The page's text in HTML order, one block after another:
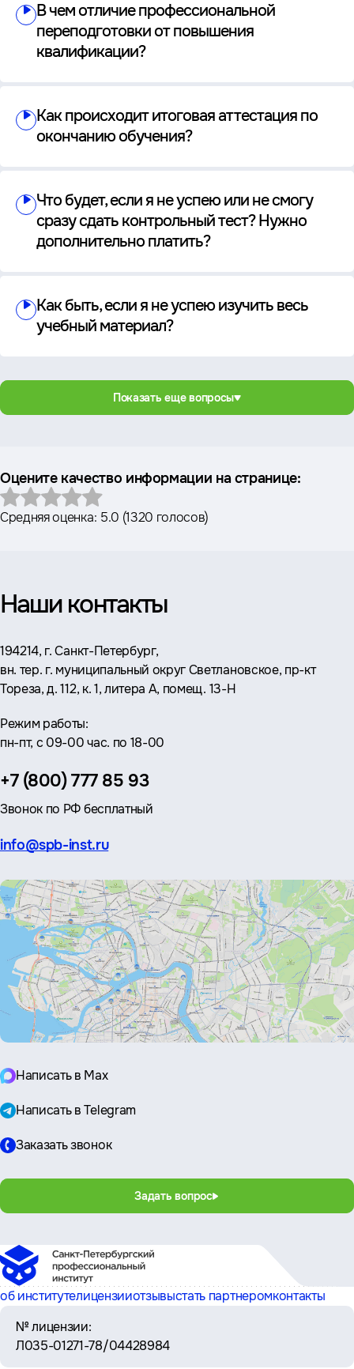
В чем отличие профессиональной
переподготовки от повышения
квалификации?
Как происходит итоговая аттестация по
окончанию обучения?
Что будет, если я не успею или не смогу
сразу сдать контрольный тест? Нужно
дополнительно платить?
Как быть, если я не успею изучить весь
учебный материал?
Показать еще вопросы
Оцените качество информации на странице:
Средняя оценка: 5.0 (1320 голосов)
Наши контакты
Адрес:
194214, г. Санкт-Петербург,
вн. тер. г. муниципальный округ Светлановское, пр-кт
Тореза, д. 112, к. 1, литера А, помещ. 13-Н
Режим работы:
пн-пт, с 09-00 час. по 18-00
Телефон:
+7 (800) 777 85 93
Звонок по РФ бесплатный
Эл.
info@spb-inst.ru
Написать в Max
Написать в Telegram
Заказать звонок
Задать вопрос
об институтелицензииотзывыстать партнеромконтакты
№ лицензии:
Л035-01271-78/04428984